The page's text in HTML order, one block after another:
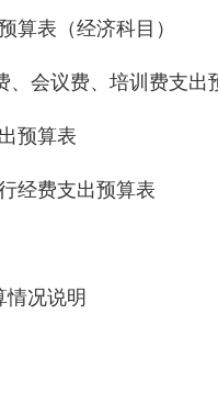
表（经济科目）
会议费、培训费支出
预算表
费支出预算表
况说明